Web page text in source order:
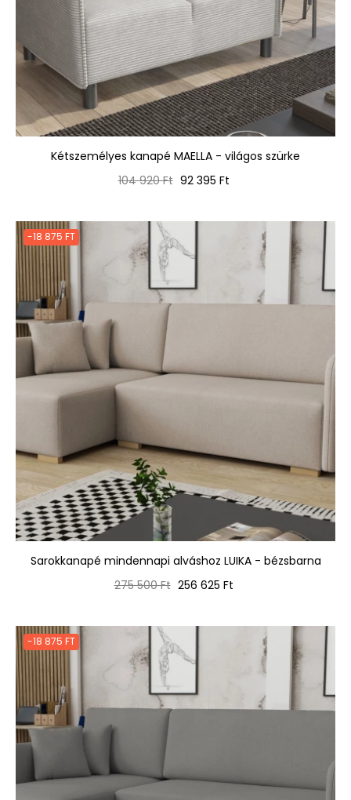
Kétszemélyes kanapé MAELLA - világos szürke
Normál
104 920 Ft Ár
92 395 Ft
-18 875 FT
Sarokkanapé mindennapi alváshoz LUIKA - bézsbarna
Normál
275 500 Ft Ár
256 625 Ft
-18 875 FT